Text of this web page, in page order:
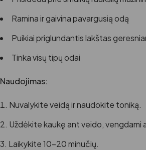
Ramina ir gaivina pavargusią odą
Puikiai priglundantis lakštas
Tinka visų tipų odai
Naudojimas:
Nuvalykite veidą ir naudokite toniką.
Uždėkite kaukę ant veido, vengdami
Laikykite 10–20 minučių.